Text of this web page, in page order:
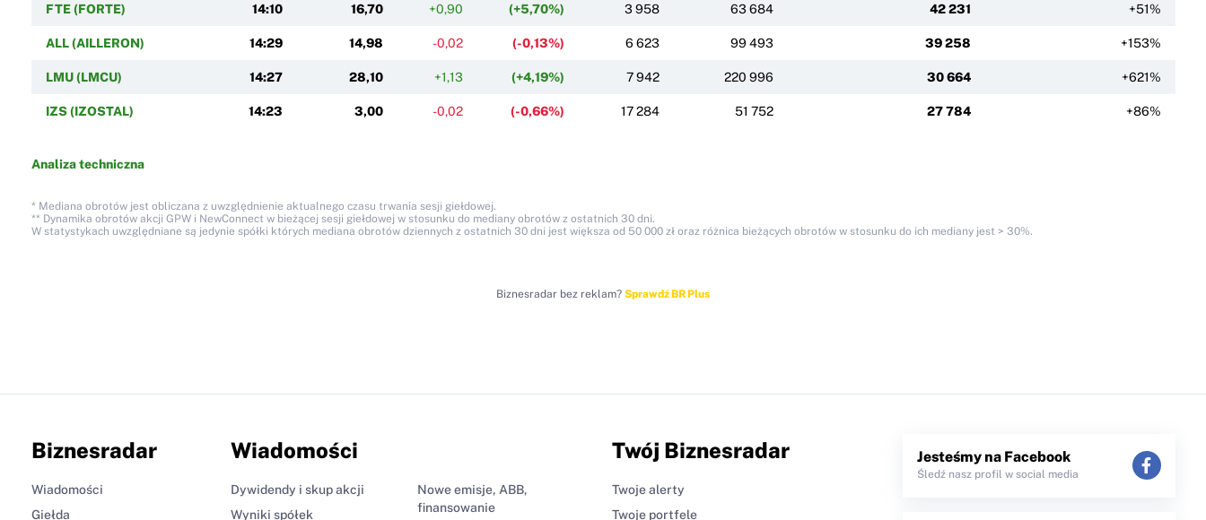
FTE (FORTE) 14:10 16,70 +0,90 (+5,70%) 3 958 63 684 42 231 +51%
ALL (AILLERON) 14:29 14,98 -0,02 (-0,13%) 6 623 99 493 39 258 +153%
LMU (LMCU) 14:27 28,10 +1,13 (+4,19%) 7 942 220 996 30 664 +621%
IZS (IZOSTAL) 14:23 3,00 -0,02 (-0,66%) 17 284 51 752 27 784 +86%
Analiza techniczna
* Mediana obrotów jest obliczana z uwzględnienie aktualnego czasu trwania sesji giełdowej.
** Dynamika obrotów akcji GPW i NewConnect w bieżącej sesji giełdowej w stosunku do mediany obrotów z ostatnich 30 dni.
W statystykach uwzględniane są jedynie spółki których mediana obrotów dziennych z ostatnich 30 dni jest większa od 50 000 zł oraz różnica bieżących obrotów w stosunku do ich mediany jest > 30%.
Biznesradar bez reklam? Sprawdź BR Plus
Biznesradar
Wiadomości
Giełda
Wiadomości
Dywidendy i skup akcji
Wyniki spółek
Nowe emisje, ABB,
finansowanie
Twój Biznesradar
Twoje alerty
Twoje portfele
Jesteśmy na Facebook
Śledź nasz profil w social media